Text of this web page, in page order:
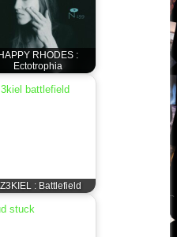
RHODES :
Ectotrophia
: Battlefield